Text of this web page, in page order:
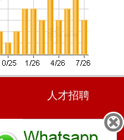
人才招聘